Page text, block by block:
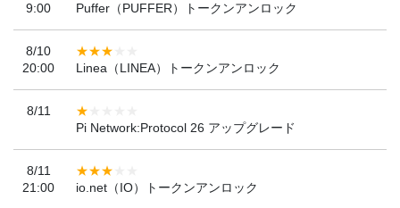
9:00
Puffer（PUFFER）トークンアンロック
8/10
20:00
Linea（LINEA）トークンアンロック
8/11
Pi Network:Protocol 26 アップグレード
8/11
21:00
io.net（IO）トークンアンロック